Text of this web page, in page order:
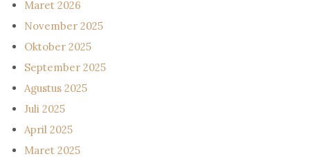
Maret 2026
November 2025
Oktober 2025
September 2025
Agustus 2025
Juli 2025
April 2025
Maret 2025